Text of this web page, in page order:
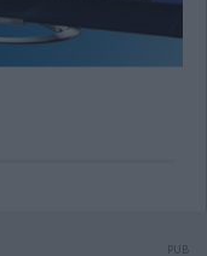
PUB